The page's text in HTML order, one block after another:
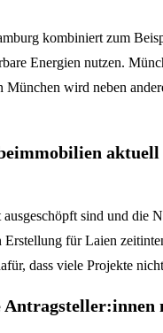
kombiniert zum
Energien nutzen.
wird neben
aktuell
sind und die
für Laien
dass viele Projekte
Antragsteller:innen